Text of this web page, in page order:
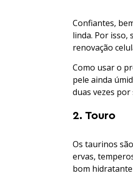
Confiantes,
linda. Por isso,
renovação
Como usar o
pele ainda
duas vezes por
2. Touro
Os taurinos
ervas,
bom